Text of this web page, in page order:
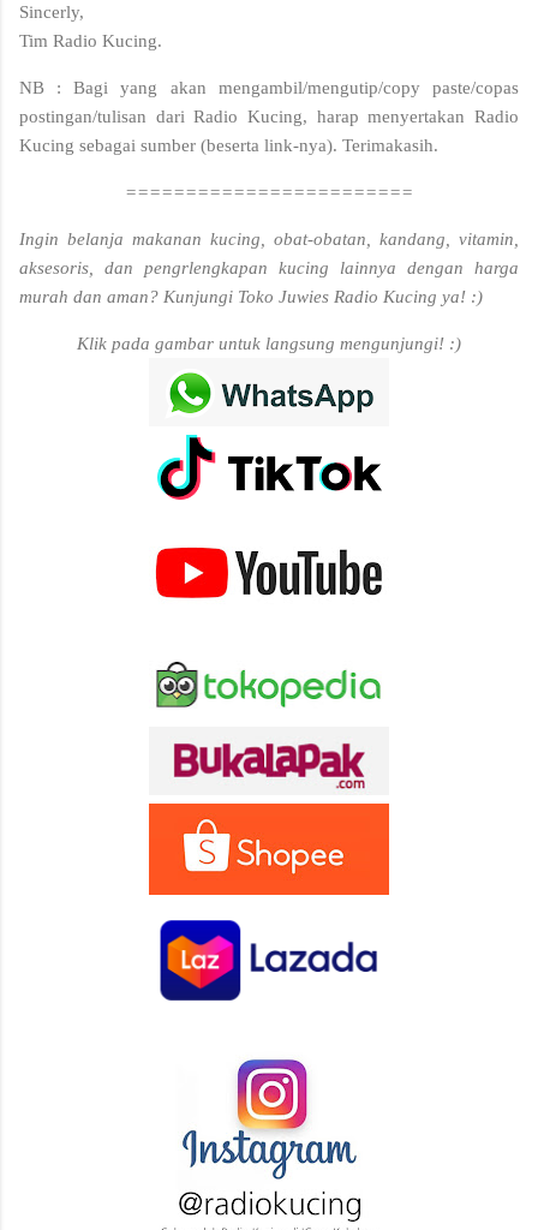
Sincerly,
Tim Radio Kucing.
NB : Bagi yang akan mengambil/mengutip/copy paste/copas
postingan/tulisan dari Radio Kucing, harap menyertakan Radio
Kucing sebagai sumber (beserta link-nya). Terimakasih.
========================
Ingin belanja makanan kucing, obat-obatan, kandang, vitamin,
aksesoris, dan pengrlengkapan kucing lainnya dengan harga
murah dan aman? Kunjungi Toko Juwies Radio Kucing ya! :)
Klik pada gambar untuk langsung mengunjungi! :)